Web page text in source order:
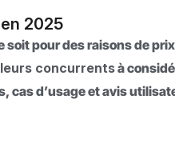
2025
soit pour des raisons de
concurrentsà
cas d’usage et avis